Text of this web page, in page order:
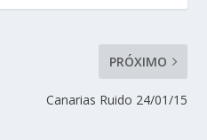
PRÓXIMO
Canarias Ruido 24/01/15